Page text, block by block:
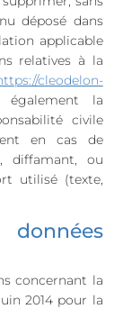
déposé dans
applicable
relatives à la
cleodelon-
également la
civile
en cas de
diffamant, ou
utilisé (texte,
concernant la
2014 pour la